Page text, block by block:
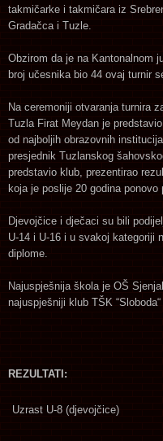
takmičarke i takmičara iz
Gradačca i Tuzle.
Obzirom da je na Kantonalnom
broj učesnika bio 44 ovaj turnir
Na ceremoniji otvaranja turnira
Tuzla Firat Meydan je
od najboljih obrazovnih
presjednik Tuzlanskog
predstavio klub, prezentirao
koja je poslije 20 godina ponovo
Djevojčice i dječaci su bili
U-14 i U-16 i u svakoj kategoriji
diplome.
Najuspješnija škola je OŠ
najuspješniji klub TŠK
REZULTATI:
Uzrast U-8 (djevojčice)